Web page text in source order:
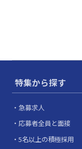
特集から探す
急募求人
応募者全員と面接
5名以上の積極採用